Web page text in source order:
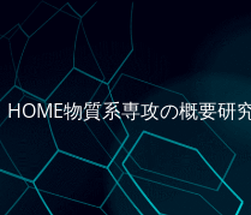
HOME物質系専攻の概要研